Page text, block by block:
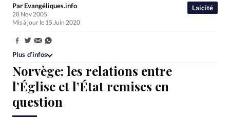
Faire un don
Société
Monde
Bible
Toute l'actualité
Norvège: les relations entre
l’Église et l’État remises en
question
Laicité
Par Evangéliques.info
28 Nov 2005
Mis à jour le 15 Juin 2020
Partager:
Plus d’infos